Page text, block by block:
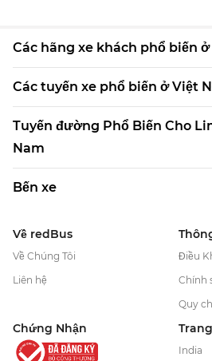
Các hãng xe khách phổ biến
Các tuyến xe phổ biến ở Việt
Tuyến đường Phổ Biến Cho
Nam
Bến xe
Về redBus
Về Chúng Tôi
Liên hệ
Điều
Chính
Quy
Chứng Nhận
India